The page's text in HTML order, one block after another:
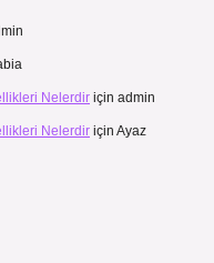
Nelerdir için admin
Nelerdir için Ayaz